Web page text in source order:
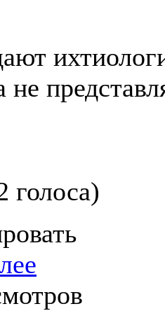
не
голоса)